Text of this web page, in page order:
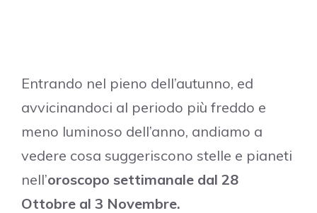
Entrando nel pieno dell’autunno, ed
avvicinandoci al periodo più freddo e
meno luminoso dell’anno, andiamo a
vedere cosa suggeriscono stelle e pianeti
nell’oroscopo settimanale dal 28
Ottobre al 3 Novembre.